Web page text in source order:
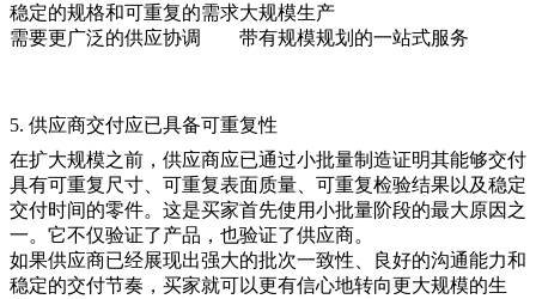
稳定的规格和可重复的需求大规模生产
需要更广泛的供应协调
带有规模规划的一站式服务
5. 供应商交付应已具备可重复性
在扩大规模之前，供应商应已通过小批量制造证明其能够交付
具有可重复尺寸、可重复表面质量、可重复检验结果以及稳定
交付时间的零件。这是买家首先使用小批量阶段的最大原因之
一。它不仅验证了产品，也验证了供应商。
如果供应商已经展现出强大的批次一致性、良好的沟通能力和
稳定的交付节奏，买家就可以更有信心地转向更大规模的生